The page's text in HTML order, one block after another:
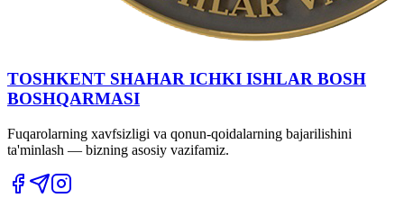
TOSHKENT SHAHAR IСHKI ISHLAR BOSH
BOSHQARMASI
Fuqarolarning xavfsizligi va qonun-qoidalarning bajarilishini
ta'minlash — bizning asosiy vazifamiz.